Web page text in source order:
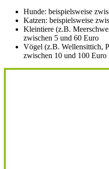
Hunde: beispielsweise
Katzen: beispielsweise
Kleintiere (z.B.
zwischen 5 und 60 Euro
Vögel (z.B. Wellensittich,
zwischen 10 und 100 Euro